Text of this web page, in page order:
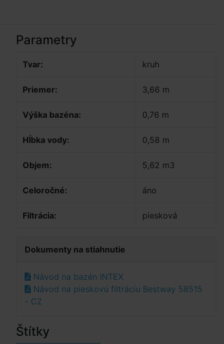
Parametry
Tvar: kruh
Priemer: 3,66 m
Výška bazéna: 0,76 m
Hĺbka vody: 0,58 m
Objem: 5,62 m3
Celoročné: áno
Filtrácia: piesková
Dokumenty na stiahnutie
Návod na bazén INTEX
Návod na pieskovú filtráciu Bestway 58515
- CZ
Štítky